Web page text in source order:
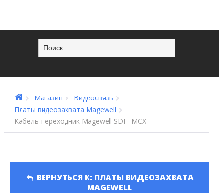
Магазин
Видеосвязь
Платы видеозахвата Magewell
Кабель-переходник Magewell SDI - MCX
ВЕРНУТЬСЯ К: ПЛАТЫ ВИДЕОЗАХВАТА
MAGEWELL